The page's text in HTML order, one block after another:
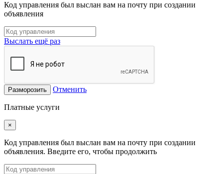
Код управления был выслан вам на почту при создании
объявления
Выслать ещё раз
Разморозить Отменить
Платные услуги
×
Код управления был выслан вам на почту при создании
объявления. Введите его, чтобы продолжить